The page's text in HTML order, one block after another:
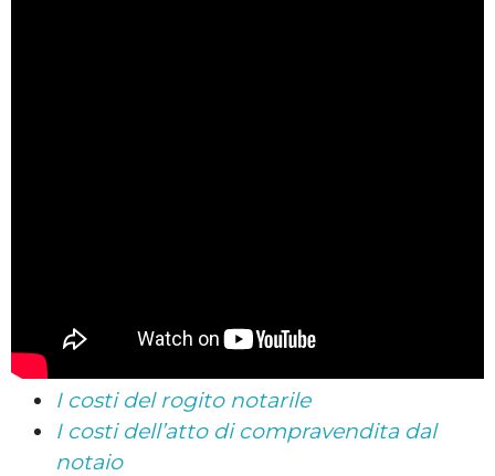
I costi del rogito notarile
I costi dell’atto di compravendita dal
notaio